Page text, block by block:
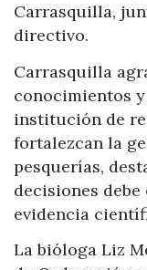
Carrasquilla,
directivo.
Carrasquilla
conocimientos
institución de
fortalezcan la
pesquerías,
decisiones debe
evidencia
La bióloga Liz